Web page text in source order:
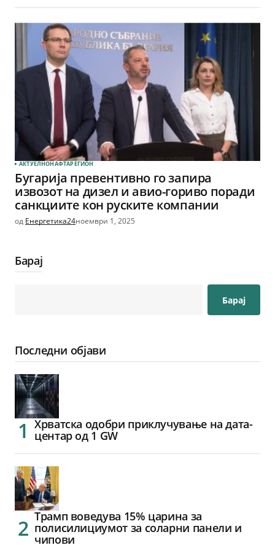
АКТУЕЛНОНАФТАРЕГИОН
Бугарија превентивно го запира
извозот на дизел и авио-гориво поради
санкциите кон руските компании
од Енергетика24ноември 1, 2025
Барај
Барај
Последни објави
Хрватска одобри приклучување на дата-
центар од 1 GW
Трамп воведува 15% царина за
полисилициумот за соларни панели и
чипови